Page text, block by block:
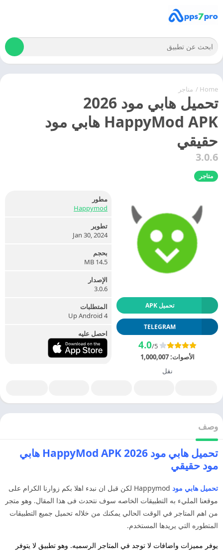
Home
/ متاجر
تحميل هابي مود 2026
HappyMod APK هابي مود
حقيقي
3.0.6
متاجر
تحميل APK
TELEGRAM
4.0/5
الأصوات:1,000,007
نقل
مطور
Happymod
تطوير
Jan 30, 2024
بحجم
14.5 MB
الإصدار
3.0.6
المتطلبات
Up Android 4
احصل عليه
وصف
تحميل هابي مود 2026 HappyMod APK هابي
مود حقيقي
تحميل هابي مود
Happymod لكن قبل ان نبدء اهلا بكم زوارنا الكرام على
موقعنا المليء به التطبيقات الخاصه سوف نتحدث فى هذا المقال. وهو متجر
من اهم المتاجر في الوقت الحالي يمكنك من خلاله تحميل جميع التطبيقات
المتطوره التي يريدها المستخدم.
يوفر مميزات واضافات لا توجد في المتاجر الرسميه. وهو تطبيق لا يتوفر